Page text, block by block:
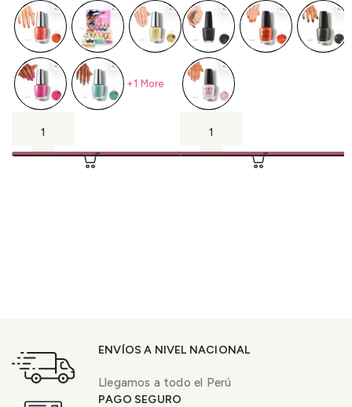
+1 More
ENVÍOS A NIVEL NACIONAL
Llegamos a todo el Perú
PAGO SEGURO